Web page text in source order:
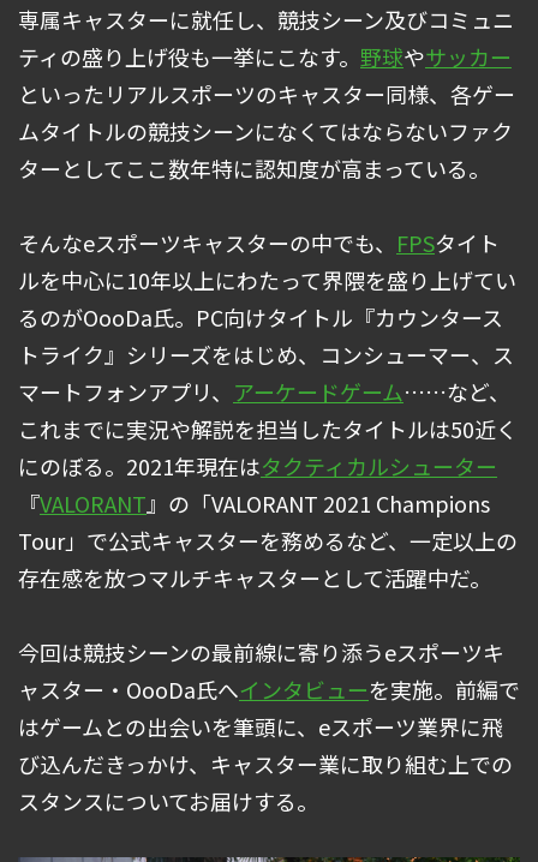
専属キャスターに就任し、競技シーン及びコミュニ
ティの盛り上げ役も一挙にこなす。 野球やサッカー
といったリアルスポーツのキャスター同様、各ゲー
ムタイトルの競技シーンになくてはならないファク
ターとしてここ数年特に認知度が高まっている。
そんなeスポーツキャスターの中でも、 FPSタイト
ルを中心に10年以上にわたって界隈を盛り上げてい
るのがOooDa氏。PC向けタイトル『カウンタース
トライク』シリーズをはじめ、コンシューマー、ス
マートフォンアプリ、 アーケードゲーム……など、
これまでに実況や解説を担当したタイトルは50近く
にのぼる。2021年現在はタクティカルシューター
『VALORANT』の「VALORANT 2021 Champions
Tour」で公式キャスターを務めるなど、一定以上の
存在感を放つマルチキャスターとして活躍中だ。
今回は競技シーンの最前線に寄り添うeスポーツキ
ャスター・OooDa氏へインタビューを実施。前編で
はゲームとの出会いを筆頭に、eスポーツ業界に飛
び込んだきっかけ、キャスター業に取り組む上での
スタンスについてお届けする。